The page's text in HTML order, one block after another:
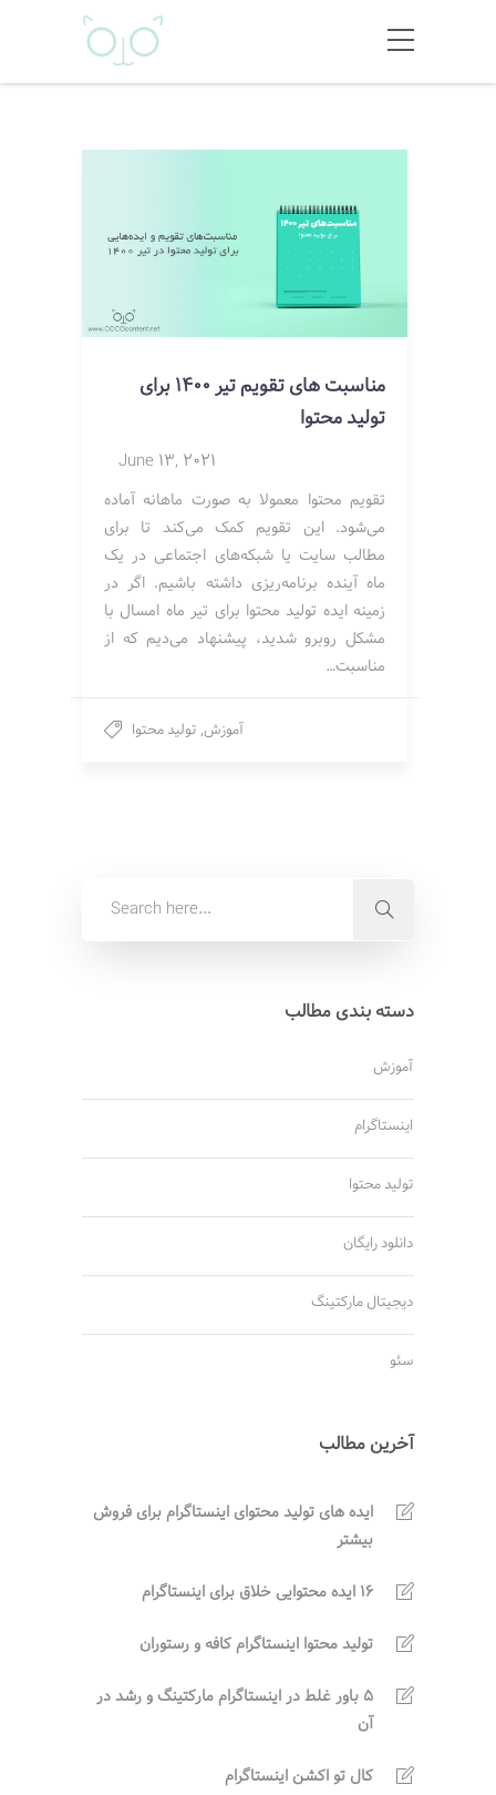
مناسبت های تقویم تیر 1400 برای
تولید محتوا
June 13, 2021
تقویم محتوا معمولا به صورت ماهانه آماده
می‌شود. این تقویم کمک می‌کند تا برای
مطالب سایت یا شبکه‌های اجتماعی در یک
ماه آینده برنامه‌ریزی داشته باشیم. اگر در
زمینه ایده تولید محتوا برای تیر ماه امسال با
مشکل روبرو شدید، پیشنهاد می‌دیم که از
مناسبت…
آموزش, تولید محتوا
دسته بندی مطالب
آموزش
اینستاگرام
تولید محتوا
دانلود رایگان
دیجیتال مارکتینگ
سئو
آخرین مطالب
ایده های تولید محتوای اینستاگرام برای فروش
بیشتر
16 ایده محتوایی خلاق برای اینستاگرام
تولید محتوا اینستاگرام کافه و رستوران
5 باور غلط در اینستاگرام مارکتینگ و رشد در
آن
کال تو اکشن اینستاگرام